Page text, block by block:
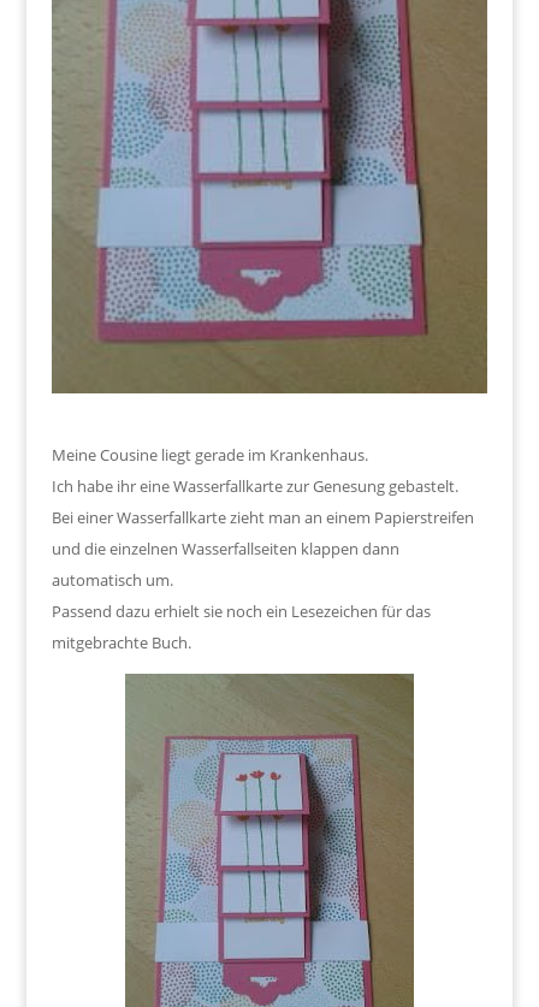
Meine Cousine liegt gerade im Krankenhaus.
Ich habe ihr eine Wasserfallkarte zur Genesung gebastelt.
Bei einer Wasserfallkarte zieht man an einem Papierstreifen
und die einzelnen Wasserfallseiten klappen dann
automatisch um.
Passend dazu erhielt sie noch ein Lesezeichen für das
mitgebrachte Buch.